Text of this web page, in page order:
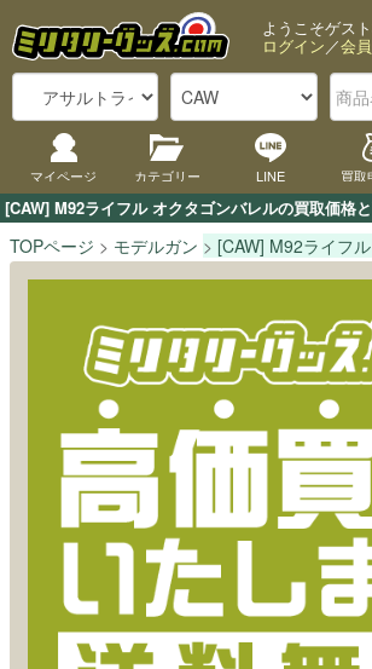
[CAW] M92ライフル オクタゴンバレルの買取価格
ようこそゲス
ログイン／会
マイページ カテゴリー LINE 買取
TOPページ モデルガン [CAW] M92ライフ